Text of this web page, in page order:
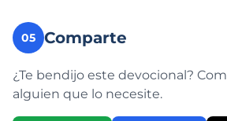
05 Comparte
¿Te bendijo este devocional?
alguien que lo necesite.